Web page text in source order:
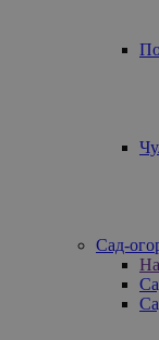
Сад-